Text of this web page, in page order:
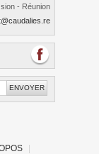
- Réunion
|